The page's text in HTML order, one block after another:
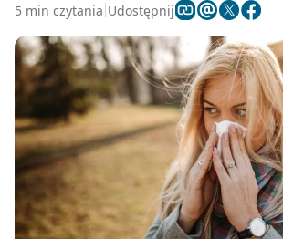
5 min czytania Udostępnij